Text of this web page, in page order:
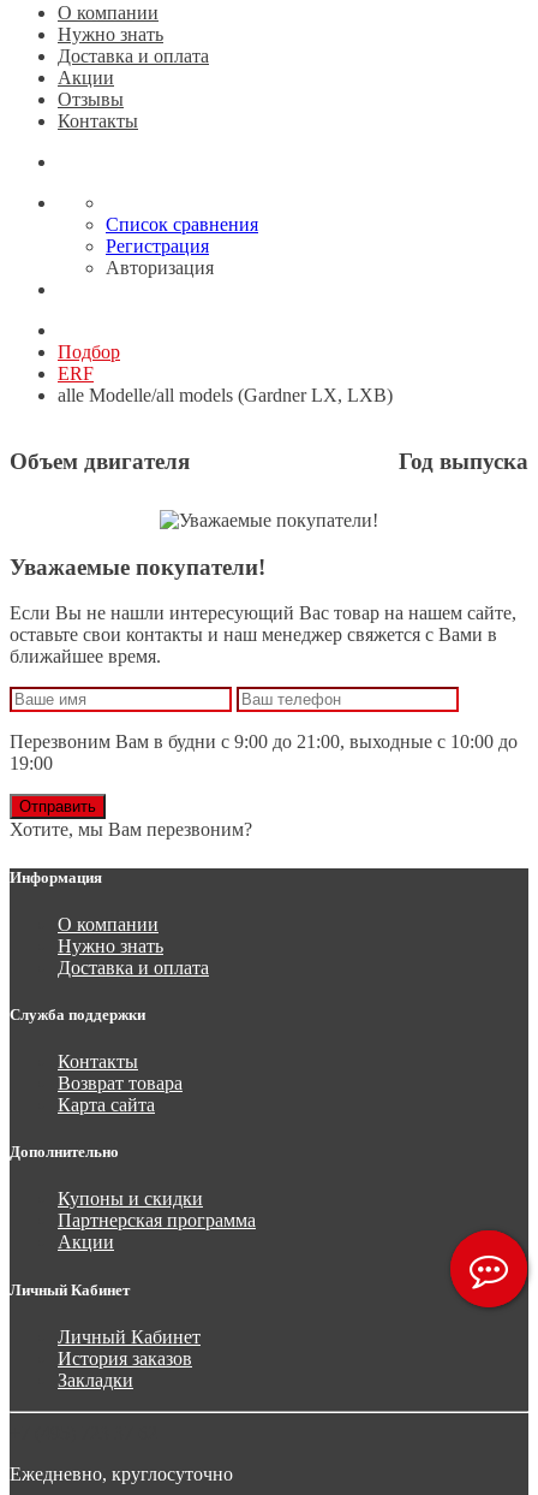
О компании
Нужно знать
Доставка и оплата
Акции
Отзывы
Контакты
Список сравнения
Регистрация
Авторизация
Подбор
ERF
alle Modelle/all models (Gardner LX, LXB)
Объем двигателя Год выпуска
Уважаемые покупатели!
Если Вы не нашли интересующий Вас товар на нашем сайте,
оставьте свои контакты и наш менеджер свяжется с Вами в
ближайшее время.
Перезвоним Вам в будни с 9:00 до 21:00, выходные с 10:00 до
19:00
Отправить
Хотите, мы Вам перезвоним?
Информация
О компании
Нужно знать
Доставка и оплата
Служба поддержки
Контакты
Возврат товара
Карта сайта
Дополнительно
Купоны и скидки
Партнерская программа
Акции
Личный Кабинет
Личный Кабинет
История заказов
Закладки
Ежедневно, круглосуточно